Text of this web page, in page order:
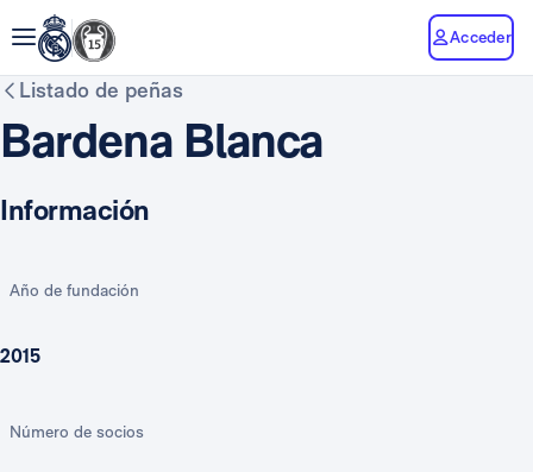
Acceder
Listado de peñas
Bardena Blanca
Información
Año de fundación
2015
Número de socios